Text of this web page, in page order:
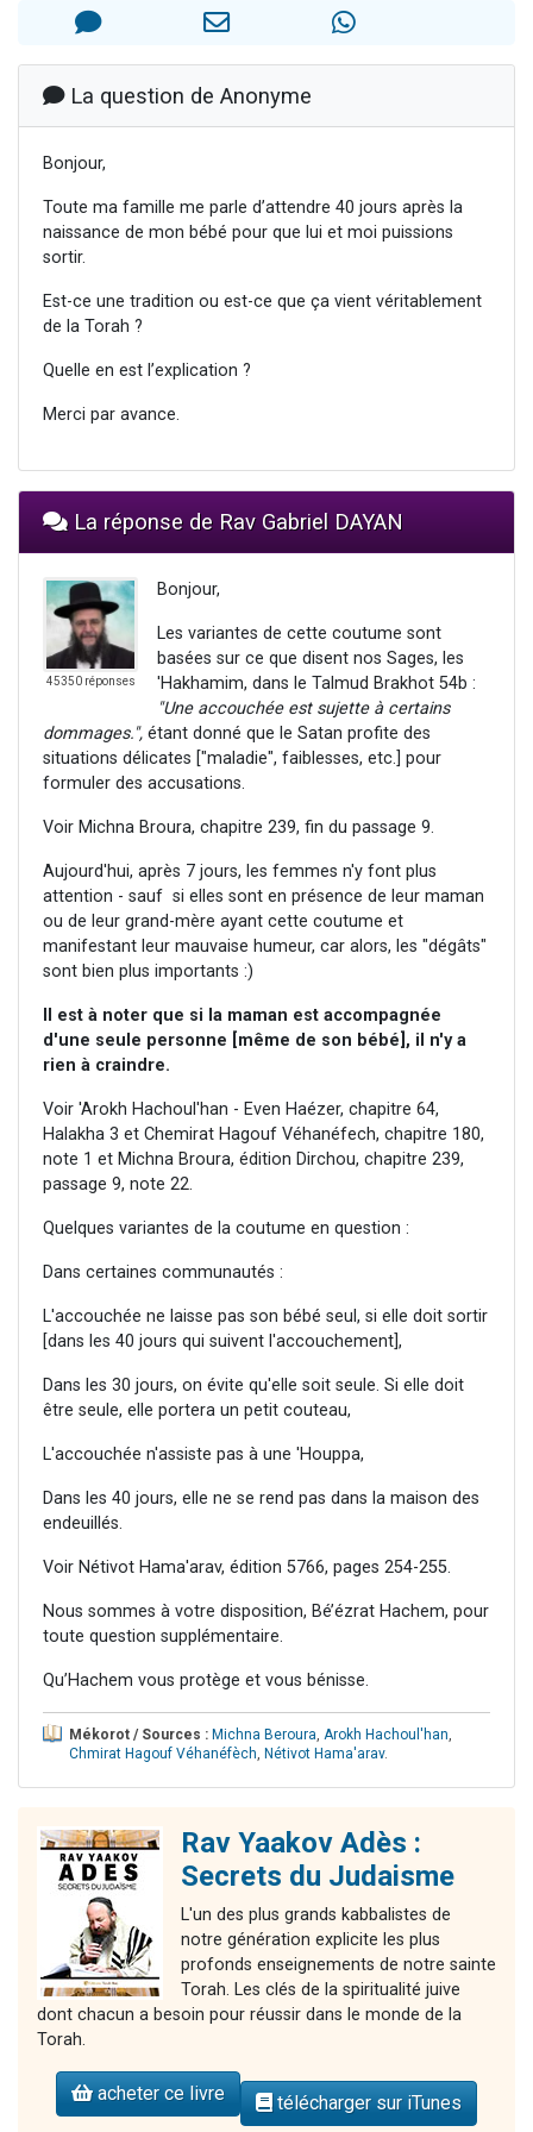
Il reste 49 places pour étudier en groupe sur Zoom
3 personnes viennent de faire un don pour Diane, 80 ans, dans un appartement insalubre
La question de Anonyme
Bonjour,
Toute ma famille me parle d’attendre 40 jours après la
naissance de mon bébé pour que lui et moi puissions
sortir.
Est-ce une tradition ou est-ce que ça vient véritablement
de la Torah ?
Quelle en est l’explication ?
Merci par avance.
La réponse de Rav Gabriel DAYAN
45350 réponses
Bonjour,
Les variantes de cette coutume sont
basées sur ce que disent nos Sages, les
'Hakhamim, dans le Talmud Brakhot 54b :
"Une accouchée est sujette à certains
dommages.", étant donné que le Satan profite des
situations délicates ["maladie", faiblesses, etc.] pour
formuler des accusations.
Voir Michna Broura, chapitre 239, fin du passage 9.
Aujourd'hui, après 7 jours, les femmes n'y font plus
attention - sauf si elles sont en présence de leur maman
ou de leur grand-mère ayant cette coutume et
manifestant leur mauvaise humeur, car alors, les "dégâts"
sont bien plus importants :)
Il est à noter que si la maman est accompagnée
d'une seule personne [même de son bébé], il n'y a
rien à craindre.
Voir 'Arokh Hachoul'han - Even Haézer, chapitre 64,
Halakha 3 et Chemirat Hagouf Véhanéfech, chapitre 180,
note 1 et Michna Broura, édition Dirchou, chapitre 239,
passage 9, note 22.
Quelques variantes de la coutume en question :
Dans certaines communautés :
L'accouchée ne laisse pas son bébé seul, si elle doit sortir
[dans les 40 jours qui suivent l'accouchement],
Dans les 30 jours, on évite qu'elle soit seule. Si elle doit
être seule, elle portera un petit couteau,
L'accouchée n'assiste pas à une 'Houppa,
Dans les 40 jours, elle ne se rend pas dans la maison des
endeuillés.
Voir Nétivot Hama'arav, édition 5766, pages 254-255.
Nous sommes à votre disposition, Bé’ézrat Hachem, pour
toute question supplémentaire.
Qu’Hachem vous protège et vous bénisse.
Mékorot / Sources : Michna Beroura, Arokh Hachoul'han,
Chmirat Hagouf Véhanéfèch, Nétivot Hama'arav.
Rav Yaakov Adès :
Secrets du Judaisme
L'un des plus grands kabbalistes de
notre génération explicite les plus
profonds enseignements de notre sainte
Torah. Les clés de la spiritualité juive
dont chacun a besoin pour réussir dans le monde de la
Torah.
acheter ce livre télécharger sur iTunes